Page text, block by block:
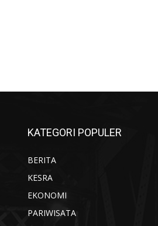
KATEGORI POPULER
BERITA
KESRA
EKONOMI
PARIWISATA